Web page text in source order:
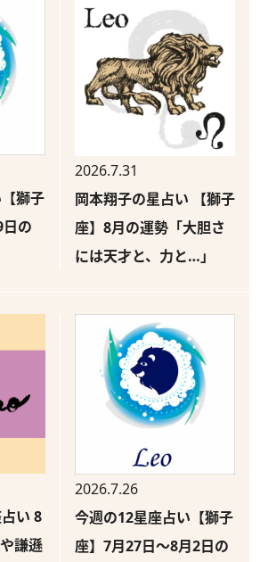
獅子
の
2026.7.31
岡本翔子の星占い 【獅子
座】8月の運勢「大胆さ
には天才と、力と…」
い 8
謙遜
2026.7.26
今週の12星座占い【獅子
座】7月27日～8月2日の